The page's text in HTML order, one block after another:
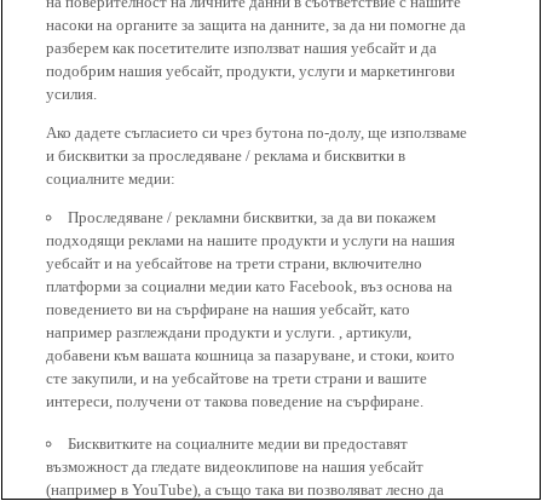
насоки на органите за защита на данните, за да ни помогне да
разберем как посетителите използват нашия уебсайт и да
подобрим нашия уебсайт, продукти, услуги и маркетингови
усилия.
Ако дадете съгласието си чрез бутона по-долу, ще използваме
и бисквитки за проследяване / реклама и бисквитки в
социалните медии:
Проследяване / рекламни бисквитки, за да ви покажем
подходящи реклами на нашите продукти и услуги на нашия
уебсайт и на уебсайтове на трети страни, включително
платформи за социални медии като Facebook, въз основа на
поведението ви на сърфиране на нашия уебсайт, като
например разглеждани продукти и услуги. , артикули,
добавени към вашата кошница за пазаруване, и стоки, които
сте закупили, и на уебсайтове на трети страни и вашите
интереси, получени от такова поведение на сърфиране.
Бисквитките на социалните медии ви предоставят
възможност да гледате видеоклипове на нашия уебсайт
(например в YouTube), а също така ви позволяват лесно да